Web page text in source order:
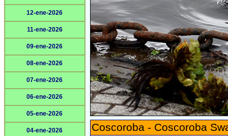
12-ene-2026
11-ene-2026
09-ene-2026
08-ene-2026
07-ene-2026
06-ene-2026
05-ene-2026
04-ene-2026 Coscoroba - Coscoroba